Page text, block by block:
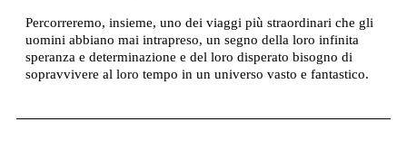
Percorreremo, insieme, uno dei viaggi più straordinari che gli
uomini abbiano mai intrapreso, un segno della loro infinita
speranza e determinazione e del loro disperato bisogno di
sopravvivere al loro tempo in un universo vasto e fantastico.